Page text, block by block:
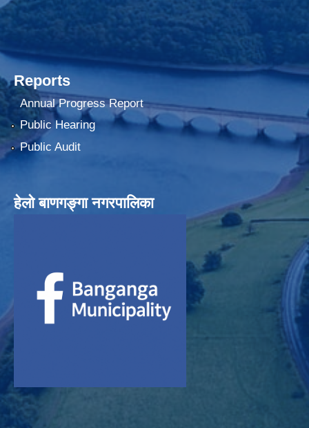
Reports
Annual Progress Report
Public Hearing
Public Audit
हेलाे बाणगङ्गा नगरपालिका